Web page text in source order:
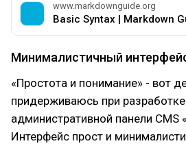
www.markdownguide.org
Basic Syntax | Markdown
Минималистичный
«Простота и понимание» - вот
придерживаюсь при
административной панели CMS
Интерфейс прост и